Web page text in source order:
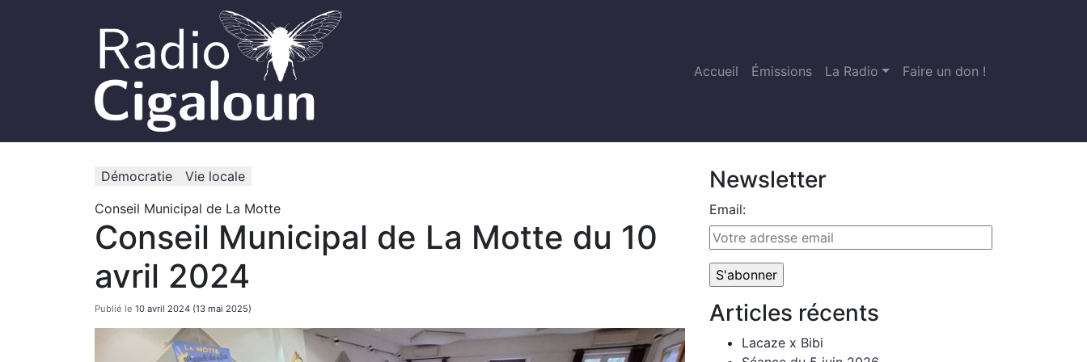
Accueil Émissions La Radio Faire un don !
Démocratie
Vie locale
Conseil Municipal de La Motte
Conseil Municipal de La Motte du 10
avril 2024
Publié le 10 avril 2024 (13 mai 2025)
Newsletter
Email:
Articles récents
Lacaze x Bibi